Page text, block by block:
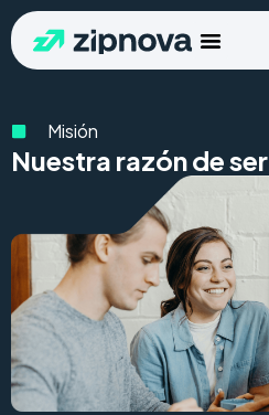
Misión
Nuestra razón de ser